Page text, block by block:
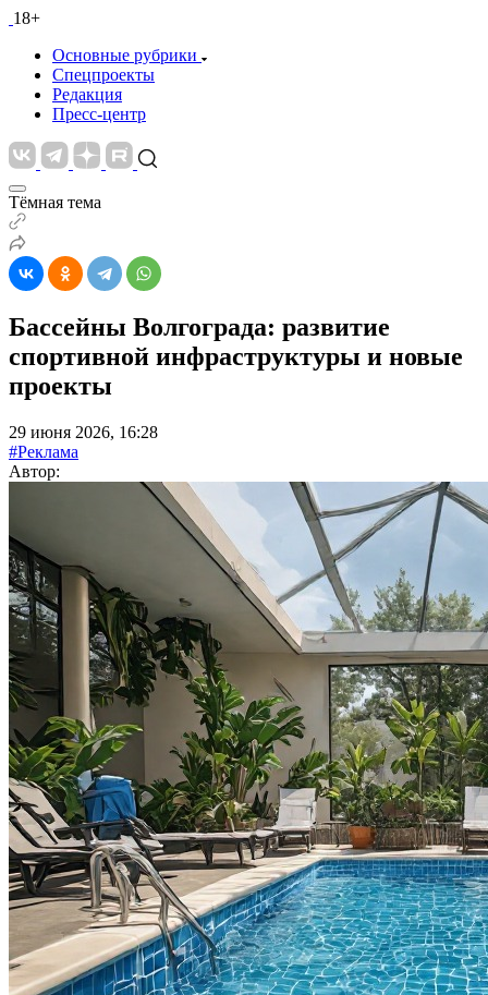
18+
Основные рубрики
Спецпроекты
Редакция
Пресс-центр
Тёмная тема
Бассейны Волгограда: развитие
спортивной инфраструктуры и новые
проекты
29 июня 2026, 16:28
#Реклама
Автор: